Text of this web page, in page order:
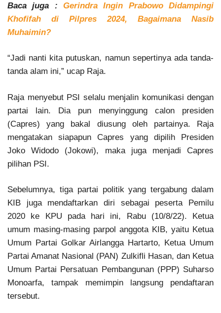
Baca juga : Gerindra Ingin Prabowo Didampingi
Khofifah di Pilpres 2024, Bagaimana Nasib
Muhaimin?
“Jadi nanti kita putuskan, namun sepertinya ada tanda-
tanda alam ini,” ucap Raja.
Raja menyebut PSI selalu menjalin komunikasi dengan
partai lain. Dia pun menyinggung calon presiden
(Capres) yang bakal diusung oleh partainya. Raja
mengatakan siapapun Capres yang dipilih Presiden
Joko Widodo (Jokowi), maka juga menjadi Capres
pilihan PSI.
Sebelumnya, tiga partai politik yang tergabung dalam
KIB juga mendaftarkan diri sebagai peserta Pemilu
2020 ke KPU pada hari ini, Rabu (10/8/22). Ketua
umum masing-masing parpol anggota KIB, yaitu Ketua
Umum Partai Golkar Airlangga Hartarto, Ketua Umum
Partai Amanat Nasional (PAN) Zulkifli Hasan, dan Ketua
Umum Partai Persatuan Pembangunan (PPP) Suharso
Monoarfa, tampak memimpin langsung pendaftaran
tersebut.